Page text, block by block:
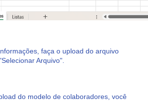
faça o upload do arquivo
Arquivo".
do modelo de colaboradores, você